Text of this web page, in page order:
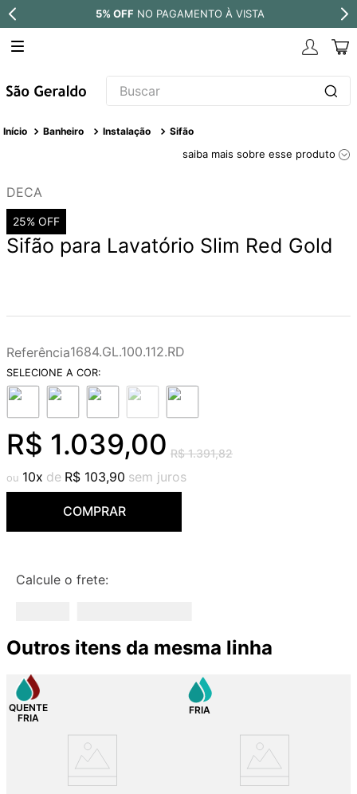
PARCELE EM ATÉ 10X SEM JUROS
Buscar
Banheiro Instalação Sifão
saiba mais sobre esse produto
DECA
25% OFF
Sifão para Lavatório Slim Red Gold
Referência1684.GL.100.112.RD
R$ 1.039,00 R$ 1.391,82
10 R$ 103,90
COMPRAR
Calcule o frete:
Outros itens da mesma linha
TERMOS MAIS BUSCADOS
4º
torneira
º
atlas
7º
deca you
black matte
9º
red gold
cobre escovado